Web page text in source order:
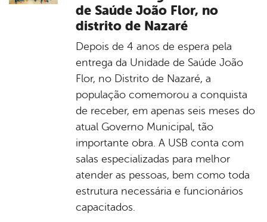
de Saúde João Flor, no
distrito de Nazaré
Depois de 4 anos de espera pela
entrega da Unidade de Saúde João
Flor, no Distrito de Nazaré, a
população comemorou a conquista
de receber, em apenas seis meses do
atual Governo Municipal, tão
importante obra. A USB conta com
salas especializadas para melhor
atender as pessoas, bem como toda
estrutura necessária e funcionários
capacitados.